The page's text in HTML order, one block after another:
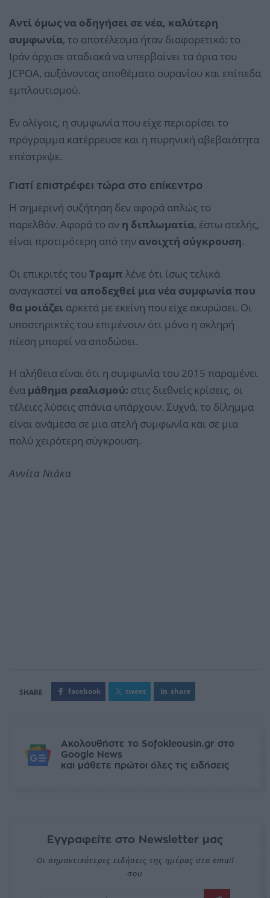
Αντί όμως να οδηγήσει σε νέα, καλύτερη
συμφωνία, το αποτέλεσμα ήταν διαφορετικό: το
Ιράν άρχισε σταδιακά να υπερβαίνει τα όρια του
JCPOA, αυξάνοντας αποθέματα ουρανίου και επίπεδα
εμπλουτισμού.
Εν ολίγοις, η συμφωνία που είχε περιορίσει το
πρόγραμμα κατέρρευσε και η πυρηνική αβεβαιότητα
επέστρεψε.
Γιατί επιστρέφει τώρα στο επίκεντρο
Η σημερινή συζήτηση δεν αφορά απλώς το
παρελθόν. Αφορά το αν η διπλωματία, έστω ατελής,
είναι προτιμότερη από την ανοιχτή σύγκρουση.
Οι επικριτές του Τραμπ λένε ότι ίσως τελικά
αναγκαστεί να αποδεχθεί μια νέα συμφωνία που
θα μοιάζει αρκετά με εκείνη που είχε ακυρώσει. Οι
υποστηρικτές του επιμένουν ότι μόνο η σκληρή
πίεση μπορεί να αποδώσει.
Η αλήθεια είναι ότι η συμφωνία του 2015 παραμένει
ένα μάθημα ρεαλισμού: στις διεθνείς κρίσεις, οι
τέλειες λύσεις σπάνια υπάρχουν. Συχνά, το δίλημμα
είναι ανάμεσα σε μια ατελή συμφωνία και σε μια
πολύ χειρότερη σύγκρουση.
Αννίτα Νιάκα
facebook tweet share
Ακολουθήστε το Sofokleousin.gr στο
Google News
και μάθετε πρώτοι όλες τις ειδήσεις
Εγγραφείτε στο Newsletter μας
Οι σημαντικότερες ειδήσεις της ημέρας στο email
σου